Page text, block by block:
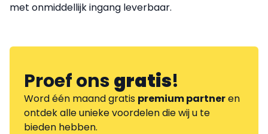
met onmiddellijk ingang leverbaar.
Proef onsgratis!
Word één maand gratis premium partneren
ontdek alle unieke voordelen die wij u te
bieden hebben.